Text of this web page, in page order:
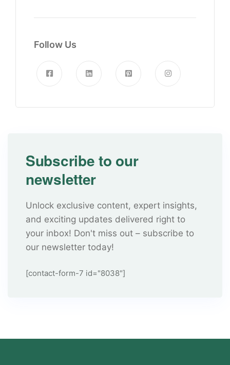
Follow Us
Subscribe to our
newsletter
Unlock exclusive content, expert insights,
and exciting updates delivered right to
your inbox! Don't miss out – subscribe to
our newsletter today!
[contact-form-7 id="8038"]